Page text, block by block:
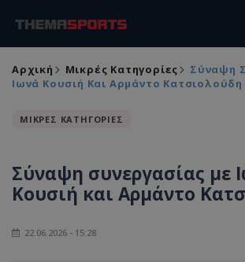
Αρχική Μικρές Κατηγορίες
Σύναψη
Ιωνά Κουσιή Και Αρμάντο Κατσιολούδη
ΜΙΚΡΕΣ ΚΑΤΗΓΟΡΙΕΣ
Σύναψη συνεργασίας με
Κουσιή και Αρμάντο
22.06.2026 - 15:28